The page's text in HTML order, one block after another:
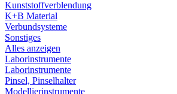
Kunststoffverblendung
K+B Material
Verbundsysteme
Sonstiges
Alles anzeigen
Laborinstrumente
Laborinstrumente
Pinsel, Pinselhalter
Modellierinstrumente